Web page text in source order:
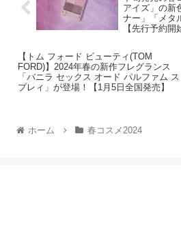
アイズ」の新
ナー」「メタ
【先行予約開
【トム フォード ビューティ(TOM
FORD)】2024年春の新作フレグランス
「バニラ セックス オード パルファム ス
プレィ」が登場！【1月5日全国発売】
ホーム 春コスメ2024